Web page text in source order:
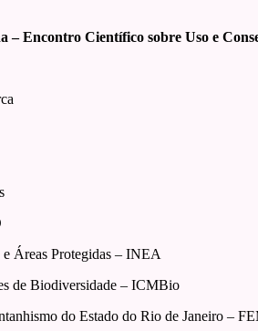
– Encontro Científico sobre Uso e
Áreas Protegidas – INEA
de Biodiversidade – ICMBio
do Estado do Rio de Janeiro –